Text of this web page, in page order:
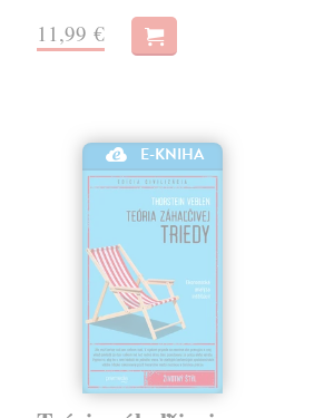
11,99 €
E-KNIHA